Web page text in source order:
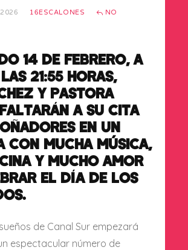
16ESCALONES
NO
14 DE FEBRERO, A
21:55 HORAS,
Y PASTORA
A SU CITA
EN UN
CON MUCHA MÚSICA,
Y MUCHO AMOR
EL DÍA DE LOS
de Canal Sur empezará
espectacular número de